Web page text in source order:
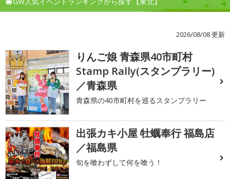
2026/08/08 更新
1
りんご娘 青森県40市町村
Stamp Rally(スタンプラリー)
／青森県
青森県の40市町村を巡るスタンプラリー
2
出張カキ小屋 牡蠣奉行 福島店
／福島県
旬を喰わずして何を喰う！